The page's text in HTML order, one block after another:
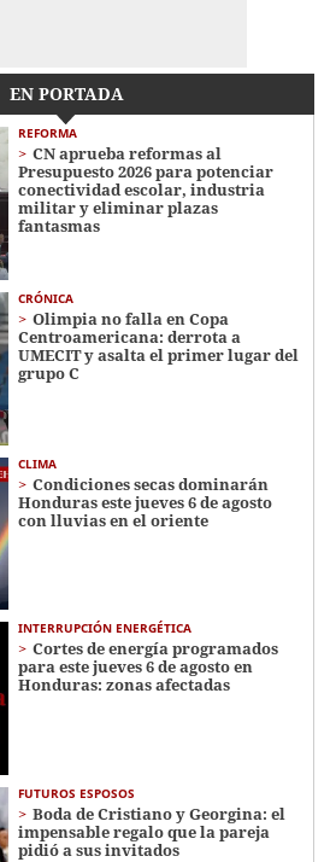
EN PORTADA
REFORMA
CN aprueba reformas al
Presupuesto 2026 para potenciar
conectividad escolar, industria
militar y eliminar plazas
fantasmas
CRÓNICA
Olimpia no falla en Copa
Centroamericana: derrota a
UMECIT y asalta el primer lugar del
grupo C
CLIMA
Condiciones secas dominarán
Honduras este jueves 6 de agosto
con lluvias en el oriente
INTERRUPCIÓN ENERGÉTICA
Cortes de energía programados
para este jueves 6 de agosto en
Honduras: zonas afectadas
FUTUROS ESPOSOS
Boda de Cristiano y Georgina: el
impensable regalo que la pareja
pidió a sus invitados